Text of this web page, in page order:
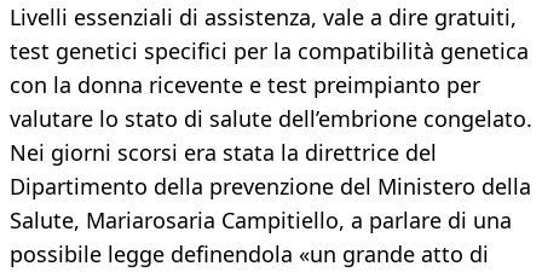
Livelli essenziali di assistenza, vale a dire gratuiti,
test genetici specifici per la compatibilità genetica
con la donna ricevente e test preimpianto per
valutare lo stato di salute dell’embrione congelato.
Nei giorni scorsi era stata la direttrice del
Dipartimento della prevenzione del Ministero della
Salute, Mariarosaria Campitiello, a parlare di una
possibile legge definendola «un grande atto di